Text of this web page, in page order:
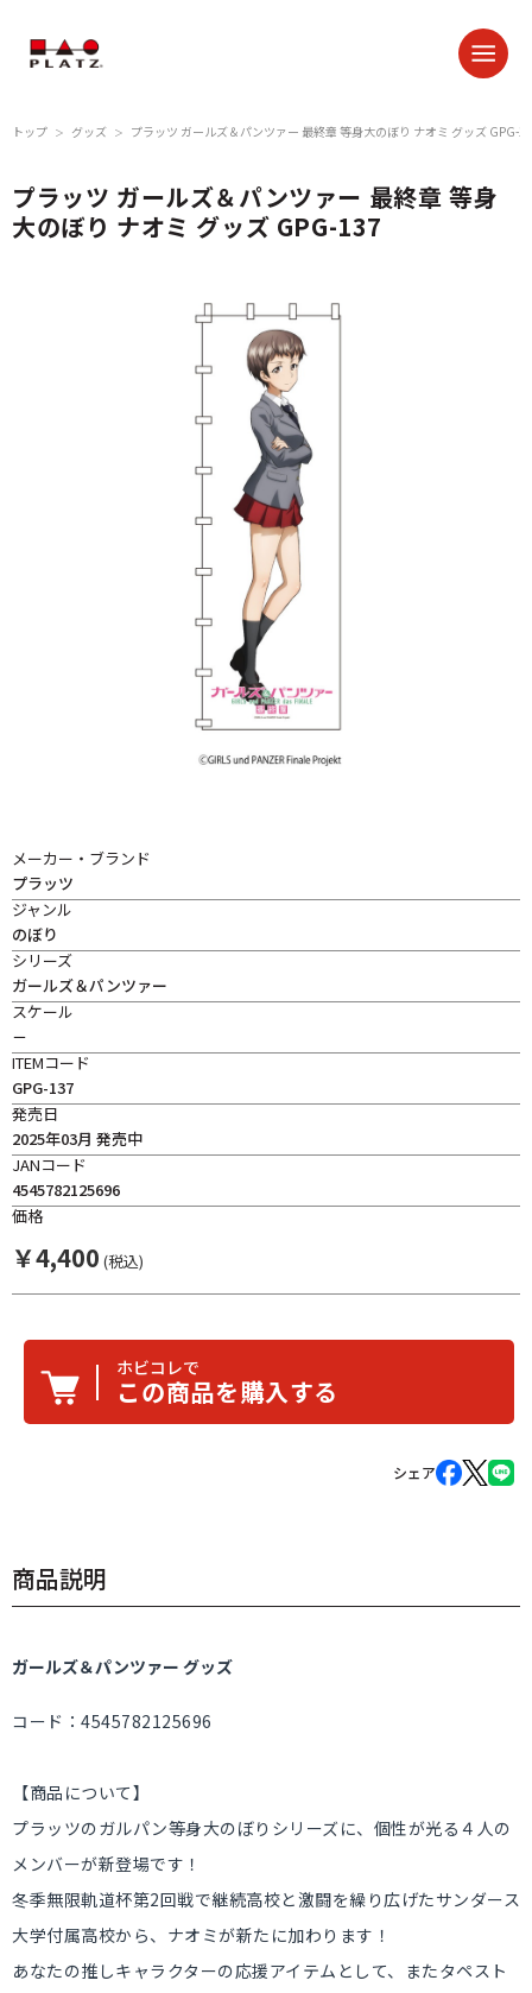
トップ ＞ グッズ ＞ プラッツ ガールズ＆パンツァー 最終章 等身大のぼり ナオミ グッズ GPG-
プラッツ ガールズ＆パンツァー 最終章 等身
大のぼり ナオミ グッズ GPG-137
メーカー・ブランド
プラッツ
ジャンル
のぼり
シリーズ
ガールズ＆パンツァー
スケール
－
ITEMコード
GPG-137
発売日
2025年03月 発売中
JANコード
4545782125696
価格
￥4,400 (税込)
ホビコレで
この商品を購入する
シェア
商品説明
ガールズ＆パンツァー グッズ
コード：4545782125696
【商品について】
プラッツのガルパン等身大のぼりシリーズに、個性が光る４人の
メンバーが新登場です！
冬季無限軌道杯第2回戦で継続高校と激闘を繰り広げたサンダース
大学付属高校から、ナオミが新たに加わります！
あなたの推しキャラクターの応援アイテムとして、またタペスト